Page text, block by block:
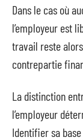
Dans le cas où
l’employeur est
travail reste
contrepartie
La distinction
l’employeur
Identifier sa